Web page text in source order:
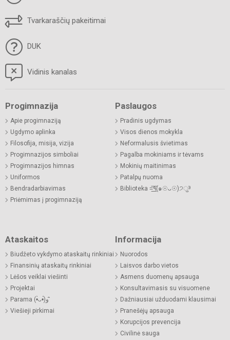
Tvarkaraščių pakeitimai
DUK
Vidinis kanalas
Progimnazija
Apie progimnaziją
Ugdymo aplinka
Filosofija, misija, vizija
Progimnazijos simboliai
Progimnazijos himnas
Uniformos
Bendradarbiavimas
Priėmimas į progimnaziją
Paslaugos
Pradinis ugdymas
Visos dienos mokykla
Neformalusis švietimas
Pagalba mokiniams ir tėvams
Mokinių maitinimas
Patalpų nuoma
Biblioteka =͟͟͞͞٩(๑☉ᴗ☉)੭ु⁾⁾
Ataskaitos
Biudžeto vykdymo ataskaitų rinkiniai
Finansinių ataskaitų rinkiniai
Lėšos veiklai viešinti
Projektai
Parama (•̀ᴗ•́)و ̑̑
Viešieji pirkimai
Informacija
Nuorodos
Laisvos darbo vietos
Asmens duomenų apsauga
Konsultavimasis su visuomene
Dažniausiai užduodami klausimai
Pranešėjų apsauga
Korupcijos prevencija
Civilinė sauga